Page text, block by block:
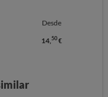
Desde
14, 50€